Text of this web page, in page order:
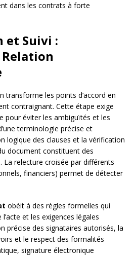
dans les contrats à forte
et Suivi :
transforme les points d’accord en
contraignant. Cette étape exige
pour éviter les ambiguïtés et les
terminologie précise et
logique des clauses et la vérification
document constituent des
La relecture croisée par différents
financiers) permet de détecter
obéit à des règles formelles qui
et les exigences légales
précise des signataires autorisés, la
et le respect des formalités
signature électronique